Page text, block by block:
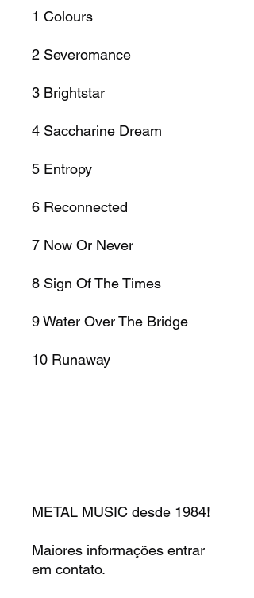
1 Colours
2 Severomance
3 Brightstar
4 Saccharine Dream
5 Entropy
6 Reconnected
7 Now Or Never
8 Sign Of The Times
9Water Over The Bridge
10 Runaway
METAL MUSIC desde 1984!
Maiores informações entrar
em contato.